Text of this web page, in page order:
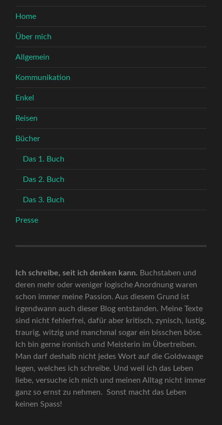
Home
Über mich
Allgemein
Kommunikation
Enkel
Reisen
Bücher
Das 1. Buch
Das 2. Buch
Das 3. Buch
Presse
Ich schreibe, seit ich denken kann. Buchstaben und
deren mehr oder weniger logische Anordnung waren
schon immer meine Passion. Aus diesem Grund ist
irgendwann auch dieser Blog entstanden. Meine Texte
sind nicht fehlerfrei, dafür aber kritisch, zynisch, lustig,
traurig, witzig und manchmal sogar ein bisschen böse.
Ich bin gerne ironisch und Meisterin im Übertreiben.
Man darf deshalb nicht jedes Wort auf die Goldwaage
legen, welches ich schreibe. Und weil ich das Leben
liebe, versuche ich mich und meinen Alltag nicht immer
ganz so ernst zu nehmen. Sonst macht das Leben
keinen Spass!